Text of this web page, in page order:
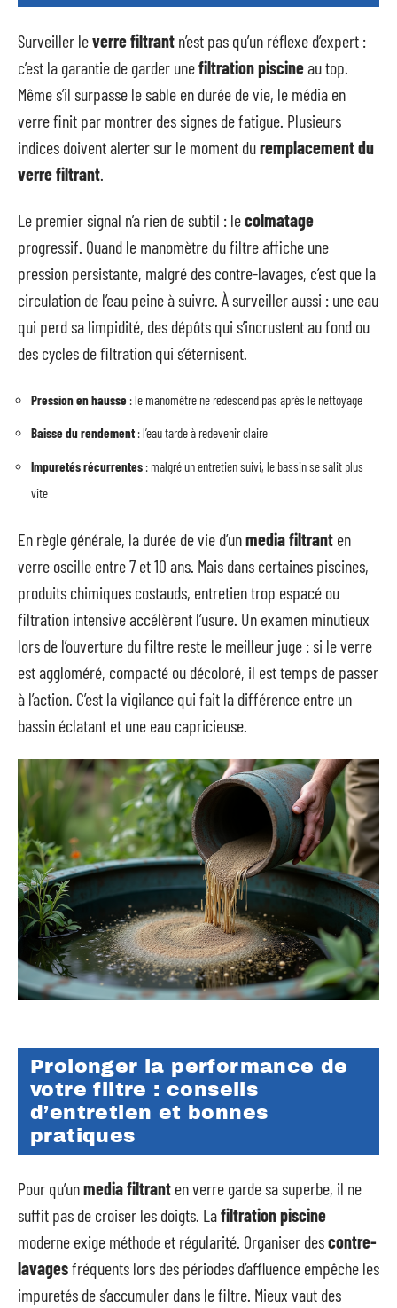
Surveiller leverre filtrant n’est pas qu’un réflexe d’expert :
c’est la garantie de garder unefiltration piscineau top.
Même s’il surpasse le sable en durée de vie, le média en
verre finit par montrer des signes de fatigue. Plusieurs
indices doivent alerter sur le moment duremplacement du
verre filtrant
Le premier signal n’a rien de subtil : lecolmatage
progressif. Quand le manomètre du filtre affiche une
pression persistante, malgré des contre-lavages, c’est que la
circulation de l’eau peine à suivre. À surveiller aussi : une eau
qui perd sa limpidité, des dépôts qui s’incrustent au fond ou
des cycles de filtration qui s’éternisent.
Pression en hausse : le manomètre ne redescend pas après le nettoyage
Baisse du rendement : l’eau tarde à redevenir claire
Impuretés récurrentes : malgré un entretien suivi, le bassin se salit plus
vite
En règle générale, la durée de vie d’unmedia filtrant en
verre oscille entre 7 et 10 ans. Mais dans certaines piscines,
produits chimiques costauds, entretien trop espacé ou
filtration intensive accélèrent l’usure. Un examen minutieux
lors de l’ouverture du filtre reste le meilleur juge : si le verre
est aggloméré, compacté ou décoloré, il est temps de passer
à l’action. C’est la vigilance qui fait la différence entre un
bassin éclatant et une eau capricieuse.
Prolonger la performance de
votre filtre : conseils
d’entretien et bonnes
pratiques
Pour qu’unmedia filtrant en verre garde sa superbe, il ne
suffit pas de croiser les doigts. Lafiltration piscine
moderne exige méthode et régularité. Organiser descontre-
lavagesfréquents lors des périodes d’affluence empêche les
impuretés de s’accumuler dans le filtre. Mieux vaut des